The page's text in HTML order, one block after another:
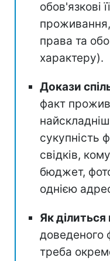
обов'язкові
проживання,
права та
характеру).
Докази
факт
сукупність
свідків,
бюджет,
однією
Як
доведеного
треба